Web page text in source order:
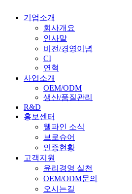
기업소개
회사개요
인사말
비전/경영이념
CI
연혁
사업소개
OEM/ODM
생산/품질관리
R&D
홍보센터
웰파인 소식
브로슈어
인증현황
고객지원
윤리경영 실천
OEM/ODM문의
오시는길